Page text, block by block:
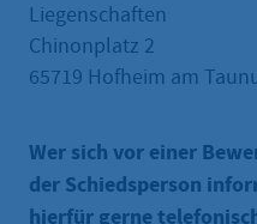
Liegenschaften
Chinonplatz 2
65719 Hofheim am
Wer sich vor einer
der Schiedsperson
hierfür gerne